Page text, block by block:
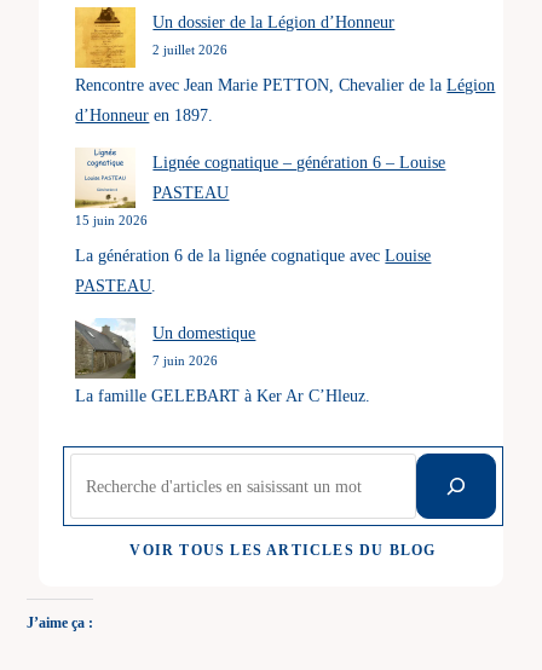
Un dossier de la Légion d’Honneur
2 juillet 2026
Rencontre avec Jean Marie PETTON, Chevalier de laLégion
d’Honneur en 1897.
Lignée cognatique – génération 6 – Louise
PASTEAU
15 juin 2026
La génération 6 de la lignée cognatique avecLouise
PASTEAU.
Un domestique
7 juin 2026
La famille GELEBART à Ker Ar C’Hleuz.
des
articles
VOIR TOUS LES ARTICLES DU BLOG
J’aime ça :